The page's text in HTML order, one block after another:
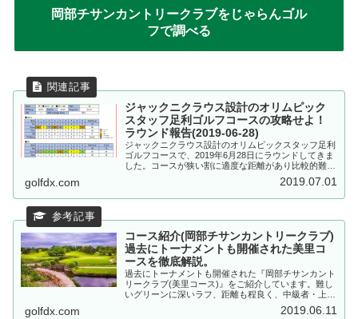
岡部チサンカントリークラブをじゃらんゴル
フで調べる
ジャックニクラウス設計のオリムピック
スタッフ足利ゴルフコースの攻略せよ！
ラウンド報告(2019-06-28)
ジャックニクラウス設計のオリムピックスタッフ足利
ゴルフコースで、2019年6月28日にラウンドしてきま
した。コースが狭い割に適度な距離があり比較的難し
golfdx.com 2019.07.01
コース紹介(岡部チサンカントリークラブ)
過去にトーナメントも開催された美里コ
ースを徹底解説。
過去にトーナメントも開催された『岡部チサンカント
リークラブ(美里コース)』をご紹介しています。難し
いグリーンに深いラフ、距離も程良く、中級者・上級
者向けの難しいコースとなっています。
golfdx.com 2019.06.11